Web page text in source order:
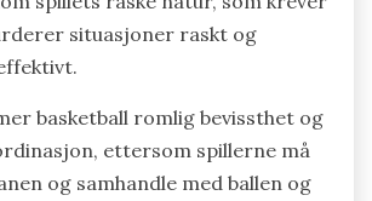
situasjoner raskt og
basketball romlig bevissthet og
ettersom spillerne må
og samhandle med ballen og